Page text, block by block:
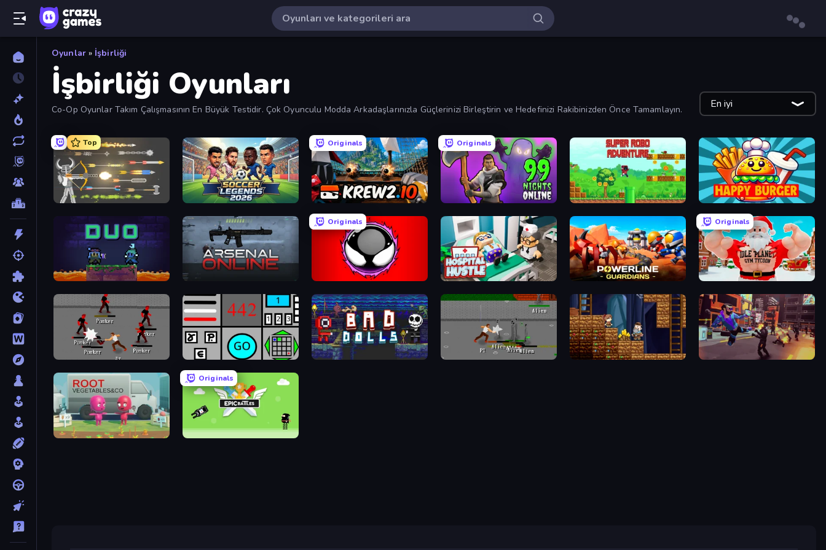
Oyunlar » İşbirliği
İşbirliği Oyunları
Co-Op Oyunlar Takım Çalışmasının En Büyük Testidir. Çok Oyunculu Modda Arkadaşlarınızla Güçlerinizi Birleştirin ve Hedefinizi Rakibinizden Önce Tamamlayın. En iyi
Top
Ragdoll Archers Soccer Legends 2026
Originals
Krew.io
Originals
99 Nights in the Forest Online Super Robo - Adventure Happy Burger
Duo Arsenal Online
Originals
Splatmans Hospital Hustle Powerline Guardians
Originals
Idle Planet: Gym Tycoon
Royal City Clashers 2 Bomb Defuse Online Bad Dolls Royal City Clashers 3 Miners' Adventure Cyber Rage: Retribution
Root Vegetables & Co
Originals